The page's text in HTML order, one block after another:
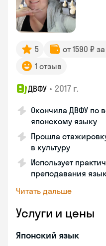
5 от 1590 ₽
1 отзыв
ДВФУ • 2017 г.
Окончила ДВФУ по
японскому языку
Прошла
в культуру
Использует
преподавания
Читать дальше
Услуги и цены
Японский язык